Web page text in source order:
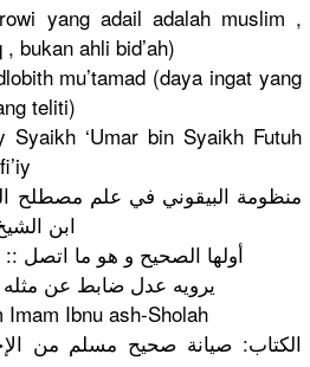
yang adail adalah muslim ,
bukan ahli bid’ah)
mu’tamad (daya ingat yang
teliti)
Syaikh ‘Umar bin Syaikh Futuh
iy
منظومة البيقوني في علم مصطلح
ابن
أولها الصحيح و هو ما اتصل
يرويه عدل ضابط عن
Ibnu ash-Sholah
الكتاب: صيانة صحيح مسلم من